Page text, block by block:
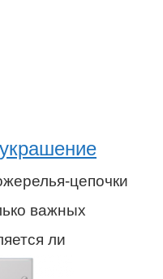
цепочки
важных
ли